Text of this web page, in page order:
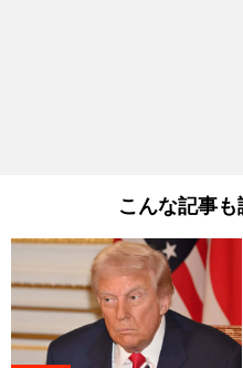
こんな記事